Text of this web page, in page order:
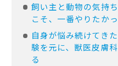
飼い主と動物の気持
こそ、一番やりたか
自身が悩み続けてき
験を元に、獣医皮膚
る